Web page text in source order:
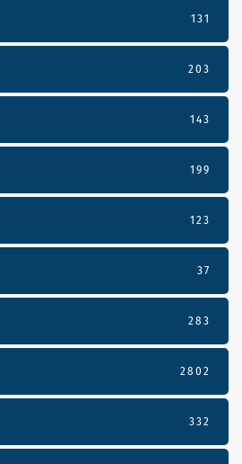
131
203
143
199
123
37
283
2802
332